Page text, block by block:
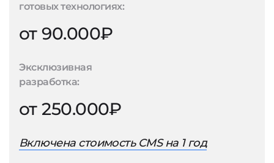
готовых технологиях:
от 90.000₽
Эксклюзивная
разработка:
от 250.000₽
Включена стоимость CMS на 1 год